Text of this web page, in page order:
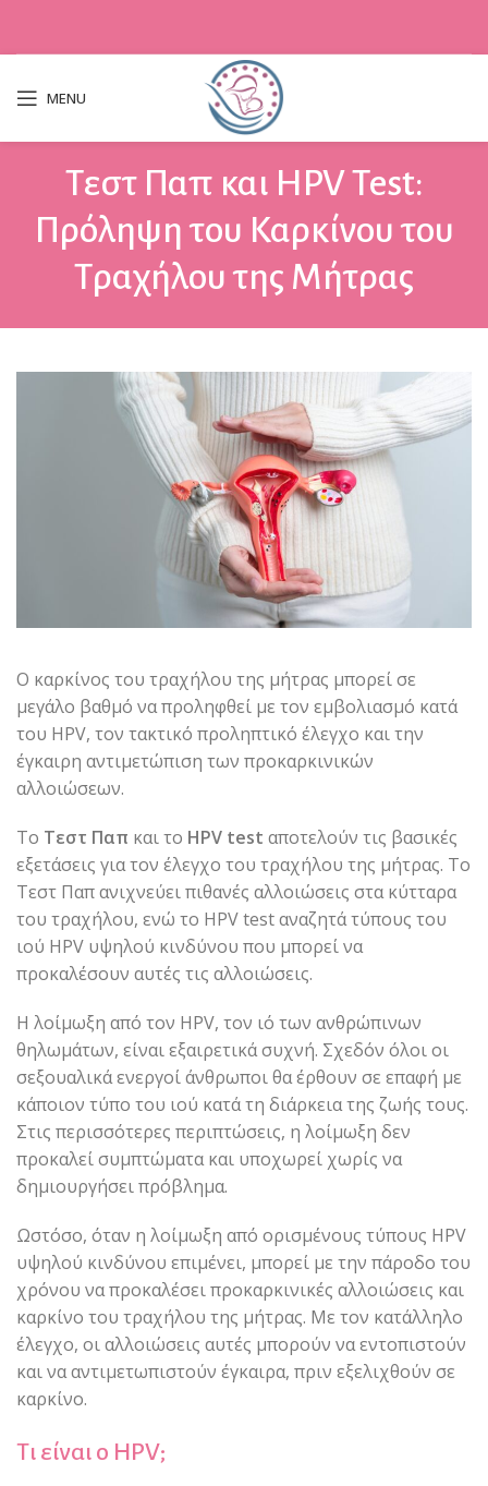
MENU
Τεστ Παπ και HPV Test:
Πρόληψη του Καρκίνου του
Τραχήλου της Μήτρας
Ο καρκίνος του τραχήλου της μήτρας μπορεί σε
μεγάλο βαθμό να προληφθεί με τον εμβολιασμό κατά
του HPV, τον τακτικό προληπτικό έλεγχο και την
έγκαιρη αντιμετώπιση των προκαρκινικών
αλλοιώσεων.
Το Τεστ Παπ και το HPV test αποτελούν τις βασικές
εξετάσεις για τον έλεγχο του τραχήλου της μήτρας. Το
Τεστ Παπ ανιχνεύει πιθανές αλλοιώσεις στα κύτταρα
του τραχήλου, ενώ το HPV test αναζητά τύπους του
ιού HPV υψηλού κινδύνου που μπορεί να
προκαλέσουν αυτές τις αλλοιώσεις.
Η λοίμωξη από τον HPV, τον ιό των ανθρώπινων
θηλωμάτων, είναι εξαιρετικά συχνή. Σχεδόν όλοι οι
σεξουαλικά ενεργοί άνθρωποι θα έρθουν σε επαφή με
κάποιον τύπο του ιού κατά τη διάρκεια της ζωής τους.
Στις περισσότερες περιπτώσεις, η λοίμωξη δεν
προκαλεί συμπτώματα και υποχωρεί χωρίς να
δημιουργήσει πρόβλημα.
Ωστόσο, όταν η λοίμωξη από ορισμένους τύπους HPV
υψηλού κινδύνου επιμένει, μπορεί με την πάροδο του
χρόνου να προκαλέσει προκαρκινικές αλλοιώσεις και
καρκίνο του τραχήλου της μήτρας. Με τον κατάλληλο
έλεγχο, οι αλλοιώσεις αυτές μπορούν να εντοπιστούν
και να αντιμετωπιστούν έγκαιρα, πριν εξελιχθούν σε
καρκίνο.
Τι είναι ο HPV;